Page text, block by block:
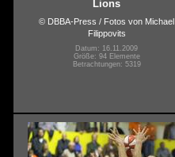
Lions
© DBBA-Press / Fotos von Michael
Filippovits
Datum: 16.11.2009
Größe: 94 Elemente
Betrachtungen: 5319